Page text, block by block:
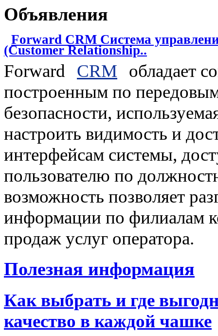
Объявления
Forward CRM Система
(Customer Relationship..
Forward CRM
обладает
построенным по
безопасности,
настроить видимость и
интерфейсам системы,
пользователю по
возможность позволяет
информации по филиалам
продаж услуг оператора.
Полезная информация
Как выбрать и где
качество в каждой чашке